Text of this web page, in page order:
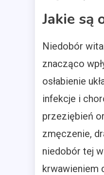
Jakie są
Niedobór
znacząco
osłabienie
infekcje i
przeziębień
zmęczenie,
niedobór tej
krwawieniem